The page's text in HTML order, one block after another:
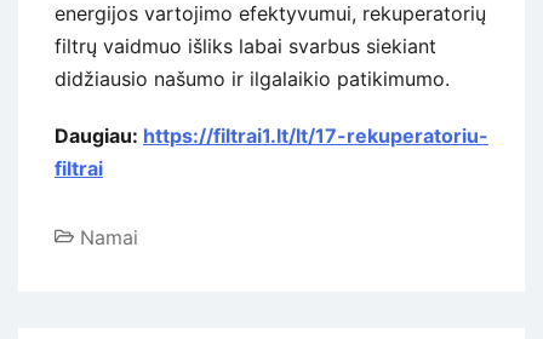
energijos vartojimo efektyvumui, rekuperatorių
filtrų vaidmuo išliks labai svarbus siekiant
didžiausio našumo ir ilgalaikio patikimumo.
Daugiau: https://filtrai1.lt/lt/17-rekuperatoriu-
filtrai
Namai